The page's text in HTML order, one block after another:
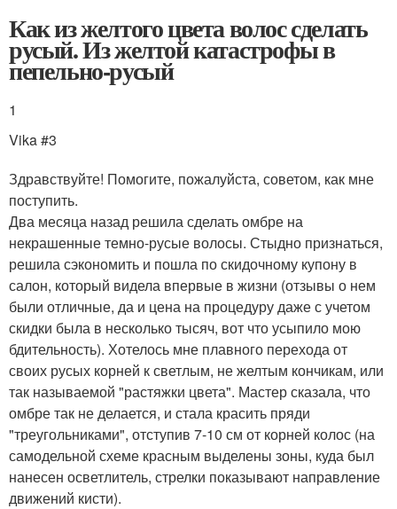
Как из желтого цвета волос сделать
русый. Из желтой катастрофы в
пепельно-русый
1
Vika #3
Здравствуйте! Помогите, пожалуйста, советом, как мне
поступить.
Два месяца назад решила сделать омбре на
некрашенные темно-русые волосы. Стыдно признаться,
решила сэкономить и пошла по скидочному купону в
салон, который видела впервые в жизни (отзывы о нем
были отличные, да и цена на процедуру даже с учетом
скидки была в несколько тысяч, вот что усыпило мою
бдительность). Хотелось мне плавного перехода от
своих русых корней к светлым, не желтым кончикам, или
так называемой "растяжки цвета". Мастер сказала, что
омбре так не делается, и стала красить пряди
"треугольниками", отступив 7-10 см от корней колос (на
самодельной схеме красным выделены зоны, куда был
нанесен осветлитель, стрелки показывают направление
движений кисти).